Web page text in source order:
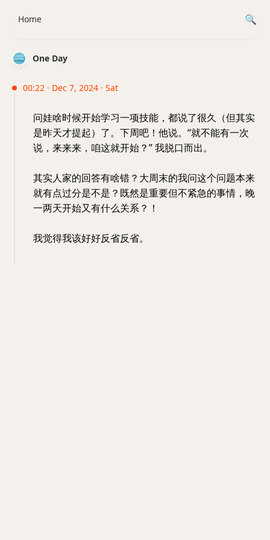
One Day
00:22 · Dec 7, 2024 · Sat
问娃啥时候开始学习一项技能，都说了很久（但其实
是昨天才提起）了。下周吧！他说。“就不能有一次
说，来来来，咱这就开始？” 我脱口而出。
其实人家的回答有啥错？大周末的我问这个问题本来
就有点过分是不是？既然是重要但不紧急的事情，晚
一两天开始又有什么关系？！
我觉得我该好好反省反省。
Home